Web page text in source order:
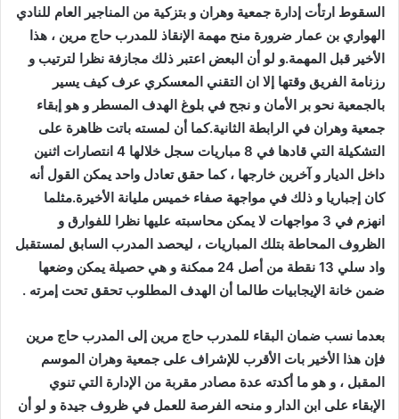
السقوط ارتأت إدارة جمعية وهران و بتزكية من المناجير العام للنادي
الهواري بن عمار ضرورة منح مهمة الإنقاذ للمدرب حاج مرين ، هذا
الأخير قبل المهمة.و لو أن البعض اعتبر ذلك مجازفة نظرا لترتيب و
رزنامة الفريق وقتها إلا ان التقني المعسكري عرف كيف يسير
بالجمعية نحو بر الأمان و نجح في بلوغ الهدف المسطر و هو إبقاء
جمعية وهران في الرابطة الثانية.كما أن لمسته باتت ظاهرة على
التشكيلة التي قادها في 8 مباريات سجل خلالها 4 انتصارات اثنين
داخل الديار و آخرين خارجها ، كما حقق تعادل واحد يمكن القول أنه
كان إجباريا و ذلك في مواجهة صفاء خميس مليانة الأخيرة.مثلما
انهزم في 3 مواجهات لا يمكن محاسبته عليها نظرا للفوارق و
الظروف المحاطة بتلك المباريات ، ليحصد المدرب السابق لمستقبل
واد سلي 13 نقطة من أصل 24 ممكنة و هي حصيلة يمكن وضعها
ضمن خانة الإيجابيات طالما أن الهدف المطلوب تحقق تحت إمرته .
بعدما نسب ضمان البقاء للمدرب حاج مرين إلى المدرب حاج مرين
فإن هذا الأخير بات الأقرب للإشراف على جمعية وهران الموسم
المقبل ، و هو ما أكدته عدة مصادر مقربة من الإدارة التي تنوي
الإبقاء على ابن الدار و منحه الفرصة للعمل في ظروف جيدة و لو أن